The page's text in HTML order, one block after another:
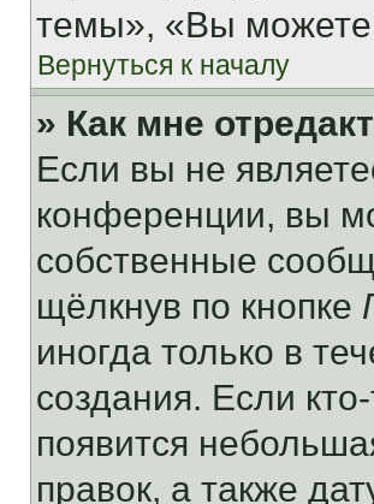
темы», «Вы можете
Вернуться к началу
» Как мне
Если вы не
конференции, вы
собственные
щёлкнув по кнопке
иногда только в
создания. Если
появится
правок, а также